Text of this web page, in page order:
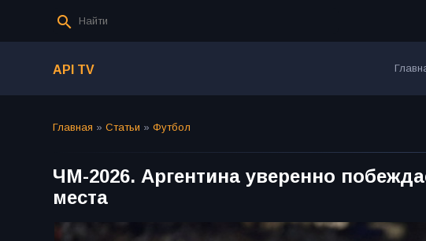
API TV
Главная » Статьи » Футбол
ЧМ-2026. Аргентина уверенно
места